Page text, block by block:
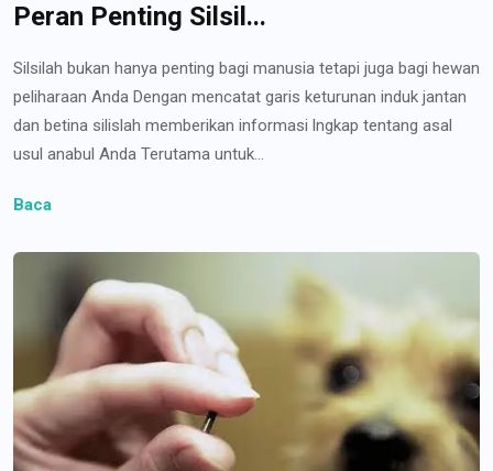
Peran Penting Silsil...
Silsilah bukan hanya penting bagi manusia tetapi juga bagi hewan
peliharaan Anda Dengan mencatat garis keturunan induk jantan
dan betina silislah memberikan informasi lngkap tentang asal
usul anabul Anda Terutama untuk...
Baca